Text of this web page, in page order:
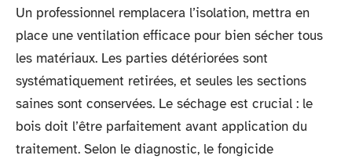
Un professionnel remplacera l’isolation, mettra en
place une ventilation efficace pour bien sécher tous
les matériaux. Les parties détériorées sont
systématiquement retirées, et seules les sections
saines sont conservées. Le séchage est crucial : le
bois doit l’être parfaitement avant application du
traitement. Selon le diagnostic, le fongicide